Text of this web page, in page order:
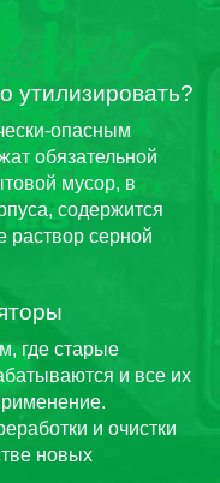
утилизировать?
опасным
обязательной
мусор, в
содержится
раствор серной
где старые
и все их
и очистки
новых